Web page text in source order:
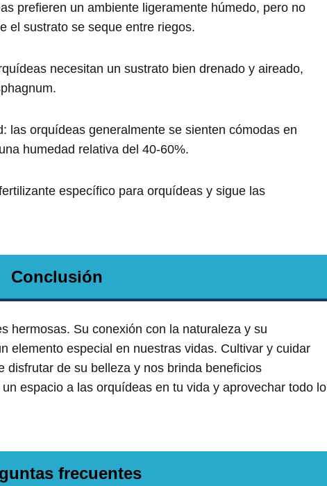
prefieren un ambiente ligeramente húmedo, pero no
el sustrato se seque entre riegos.
necesitan un sustrato bien drenado y aireado,
las orquídeas generalmente se sienten cómodas en
humedad relativa del 40-60%.
específico para orquídeas y sigue las
Conclusión
hermosas. Su conexión con la naturaleza y su
elemento especial en nuestras vidas. Cultivar y cuidar
disfrutar de su belleza y nos brinda beneficios
espacio a las orquídeas en tu vida y aprovechar todo lo
frecuentes